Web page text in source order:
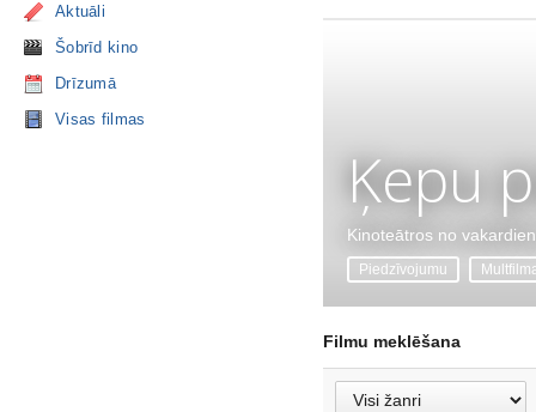
Aktuāli
Šobrīd kino
Drīzumā
Visas filmas
Ķepu
Kinoteātros no
Piedzīvojumu
Filmu meklēšana